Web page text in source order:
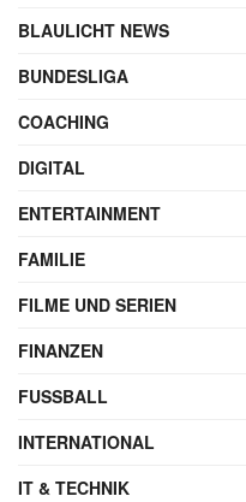
BLAULICHT NEWS
BUNDESLIGA
COACHING
DIGITAL
ENTERTAINMENT
FAMILIE
FILME UND SERIEN
FINANZEN
FUSSBALL
INTERNATIONAL
IT & TECHNIK